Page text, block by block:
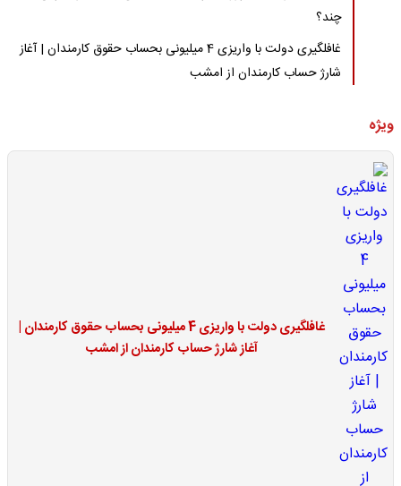
چند؟
غافلگیری دولت با واریزی 4 میلیونی بحساب حقوق کارمندان | آغاز
شارژ حساب کارمندان از امشب
ویژه
غافلگیری دولت با واریزی 4 میلیونی بحساب حقوق کارمندان |
آغاز شارژ حساب کارمندان از امشب